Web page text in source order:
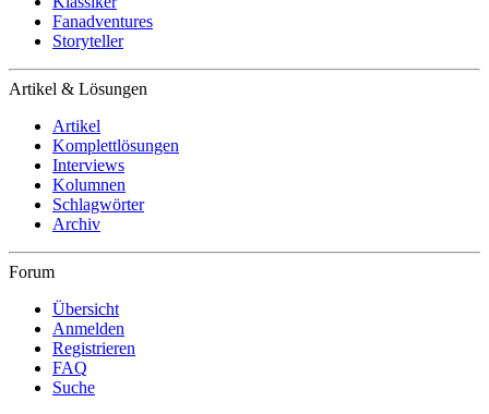
Fanadventures
Storyteller
Artikel & Lösungen
Artikel
Komplettlösungen
Interviews
Kolumnen
Schlagwörter
Archiv
Forum
Übersicht
Anmelden
Registrieren
FAQ
Suche